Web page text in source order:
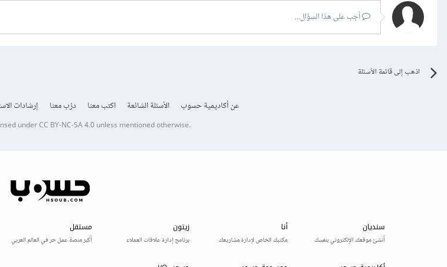
أجب على هذا السؤال...
اذهب إلى قائمة الأسئلة
عن أكاديمية حسوب الأسئلة الشائعة اكتب معنا درّب معنا إرشادات
underCC BY-NC-SA 4.0unless mentioned otherwise.